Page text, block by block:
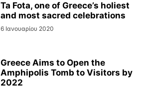
Ta Fota, one of Greece’s holiest
and most sacred celebrations
6 Ιανουαρίου 2020
Greece Aims to Open the
Amphipolis Tomb to Visitors by
2022